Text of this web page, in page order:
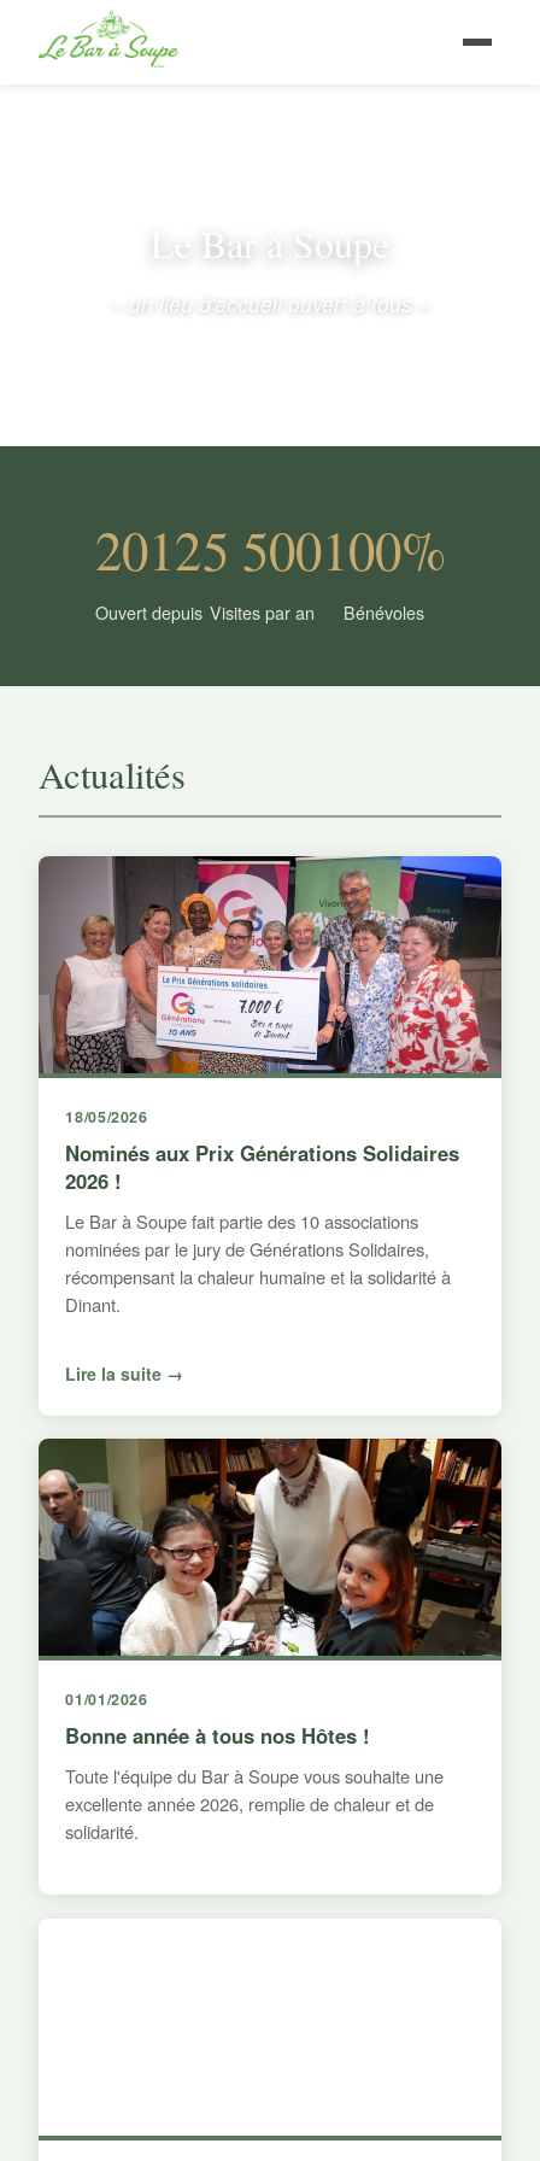
Le Bar à Soupe
– un lieu d'accueil ouvert à tous –
2012
Ouvert depuis
5 500
Visites par an
100%
Bénévoles
Actualités
18/05/2026
Nominés aux Prix Générations Solidaires
2026 !
Le Bar à Soupe fait partie des 10 associations
nominées par le jury de Générations Solidaires,
récompensant la chaleur humaine et la solidarité à
Dinant.
Lire la suite →
01/01/2026
Bonne année à tous nos Hôtes !
Toute l'équipe du Bar à Soupe vous souhaite une
excellente année 2026, remplie de chaleur et de
solidarité.